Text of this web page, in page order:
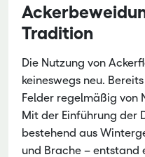
Tradition
Die Nutzung von
keineswegs neu.
Felder regelmäßig von
Mit der Einführung der
bestehend aus
und Brache – entstand